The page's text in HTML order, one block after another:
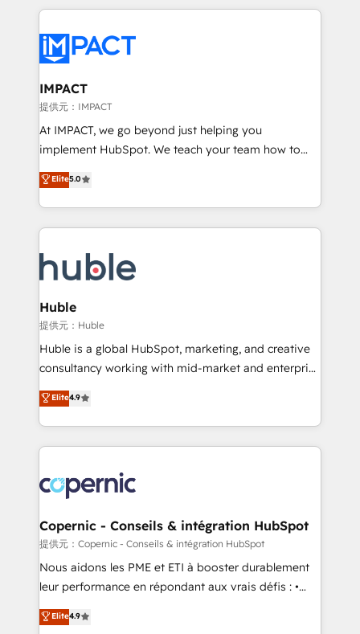
Execution... Global 24/7 ... All Experts 3️⃣ Integrate |
Slash months from your API Integration project... ⬅️
Click "Contact Business" ⬅️ to access 150+ Kickstart
Integration templates that put HubSpot in the center
of your tech stack, syncing... 🛍️ Shopify or
WooCommerce 💲 Stripe or Paypal 💰 Sage or
Netsuite 🤖 Google or Microsoft ✍️ DocuSign or
the rare Advanced "Custom Integrations"
Accreditation, securely sync data across... 🔄 any
new HubSpot portal with Advanced Website and
CRM Migrations using our in-house "HubScrub" Tool.
IMPACT
提供元：IMPACT
At IMPACT, we go beyond just helping you
implement HubSpot. We teach your team how to
master it. As the creators of the Endless Customers
System™ (the next evolution of They Ask, You
Answer), we’re the only HubSpot partner built
entirely around coaching and training. That means
skills, processes, and internal team you need to
attract the right buyers, close deals faster, and grow
without outside dependencies. You’ll learn how to: •
Set up, audit, and organize your HubSpot portal •
Get your sales team fully using HubSpot • Track
pipeline and revenue across the entire buyer journey
growth • Create content and videos that attract
buyers • Use AI to scale smarter Our coaching-led
lasts. So if you're ready to become the most trusted
voice in your market, let’s talk.
Elite5.0
Huble
提供元：Huble
Huble is a global HubSpot, marketing, and creative
consultancy working with mid-market and enterprise
businesses. We go beyond implementation, shaping
the strategy, processes, and teams that turn
HubSpot into a genuine growth engine. Named
HubSpot's Global Partner of the Year in 2024,
worldwide, and with over 15 years in the ecosystem,
Huble has built a track record that speaks for itself.
One company, one operating model, delivering
across offices and consulting teams in the UK, USA,
Canada, Germany, France, Belgium, Singapore, and
South Africa. Certified compliant with ISO/IEC
international offices and 175+ employees.
Elite4.9
Copernic - Conseils & intégration HubSpot
提供元：Copernic - Conseils & intégration HubSpot
Nous aidons les PME et ETI à booster durablement
leur performance en répondant aux vrais défis : •
Intégration de HubSpot avec d’autres outils (ERP,
téléphonie, etc.) • Alignement des équipes grâce à un
Elite4.9